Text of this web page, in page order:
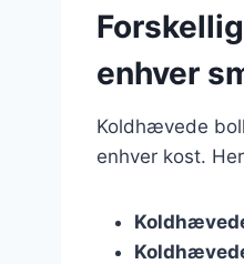
enhver
Koldhævede
enhver kost.